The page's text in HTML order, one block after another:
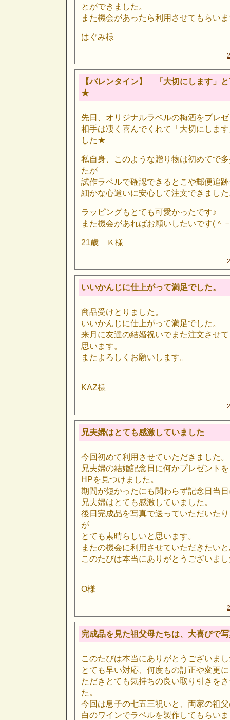
とができました。
また機会があったら利用させてもらい
はぐみ様
【バレンタイン】 「大切にします」
★
先日、オリジナルラベルの梅酒をプレ
相手は凄く喜んでくれて「大切にしま
した★
私自身、このような贈り物は初めてで
たが
試作ラベルで確認できるとこや郵便追
細かな心遣いに安心して注文できまし
ラッピングもとても可愛かったです♪
また機会があればお願いしたいです(＾
21歳 Ｋ様
いいかんじに仕上がって満足でした。
商品受けとりました。
いいかんじに仕上がって満足でした。
来月に友達の結婚祝いでまた注文させ
思います。
またよろしくお願いします。
KAZ様
兄夫婦はとても感激していました
今回初めて利用させていただきました。
兄夫婦の結婚記念日に何かプレゼント
HPを見つけました。
期間が短かったにも関わらず記念日当
兄夫婦はとても感激していました。
後日完成品を写真で送っていただいた
が
とても素晴らしいと思います。
またの機会に利用させていただきたい
このたびは本当にありがとうございま
O様
完成品を見た祖父母たちは、大喜びで
このたびは本当にありがとうございま
とても早い対応、何度もの訂正や変更
ただきとても気持ちの良い取り引きを
た。
今回は息子の七五三祝いと、両家の祖
白のワインでラベルを製作してもらい